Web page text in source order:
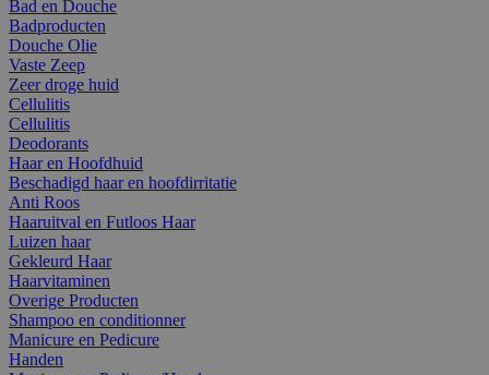
Bad en Douche
Badproducten
Douche Olie
Vaste Zeep
Zeer droge huid
Cellulitis
Cellulitis
Deodorants
Haar en Hoofdhuid
Beschadigd haar en hoofdirritatie
Anti Roos
Haaruitval en Futloos Haar
Luizen haar
Gekleurd Haar
Haarvitaminen
Overige Producten
Shampoo en conditionner
Manicure en Pedicure
Handen